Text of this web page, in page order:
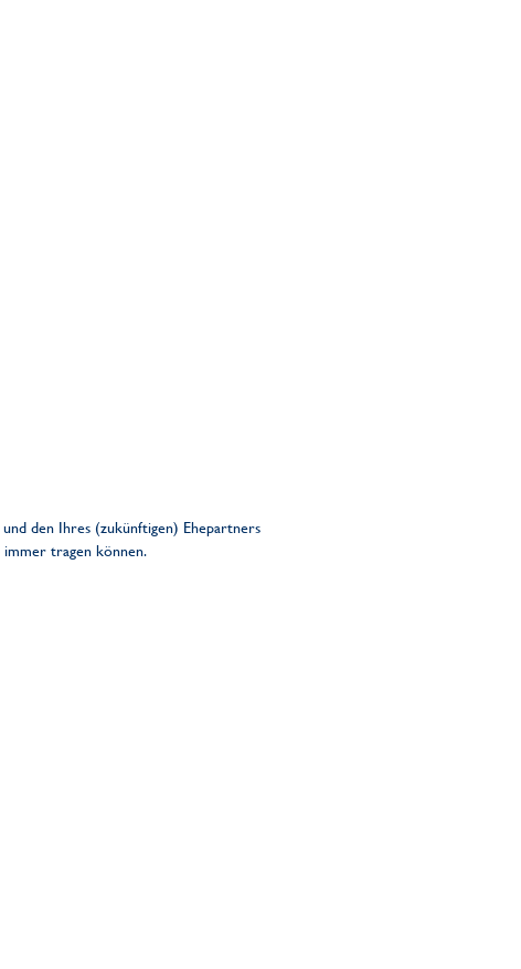
den Ihres (zukünftigen) Ehepartners
immer tragen können.